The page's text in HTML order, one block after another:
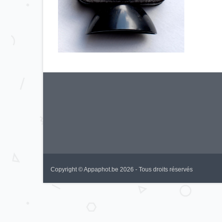
Copyright © Appaphot.be 2026 - Tous droits réservés